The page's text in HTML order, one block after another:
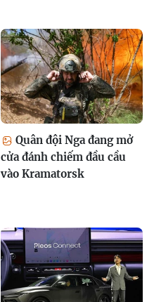
Quân đội Nga đang mở
cửa đánh chiếm đầu cầu
vào Kramatorsk